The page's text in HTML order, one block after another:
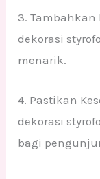
3. Tambahkan
dekorasi
menarik.
4. Pastikan
dekorasi
bagi